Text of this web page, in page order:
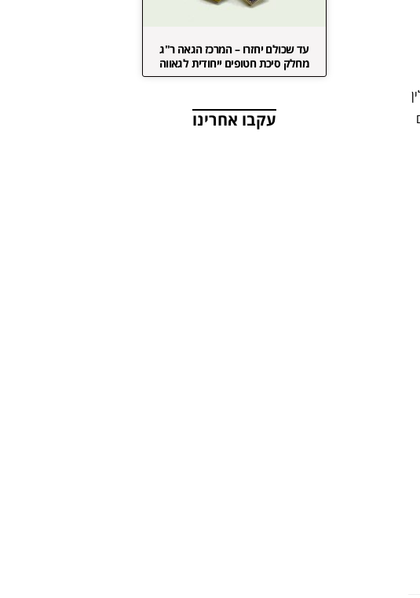
עד שכולם יחזרו – המרכז הגאה ר"ג
מחלק סיכת חטופים ייחודית לגאווה
עקבו אחרינו